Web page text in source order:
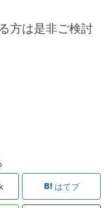
方は是非ご検討
はてブ